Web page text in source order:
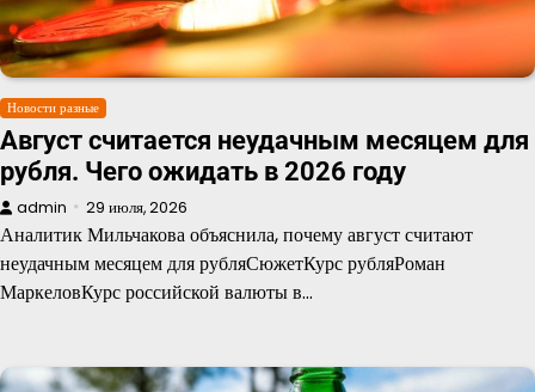
Новости разные
Август считается неудачным месяцем для
рубля. Чего ожидать в 2026 году
admin 29 июля, 2026
Аналитик Мильчакова объяснила, почему август считают
неудачным месяцем для рубляСюжетКурс рубляРоман
МаркеловКурс российской валюты в…